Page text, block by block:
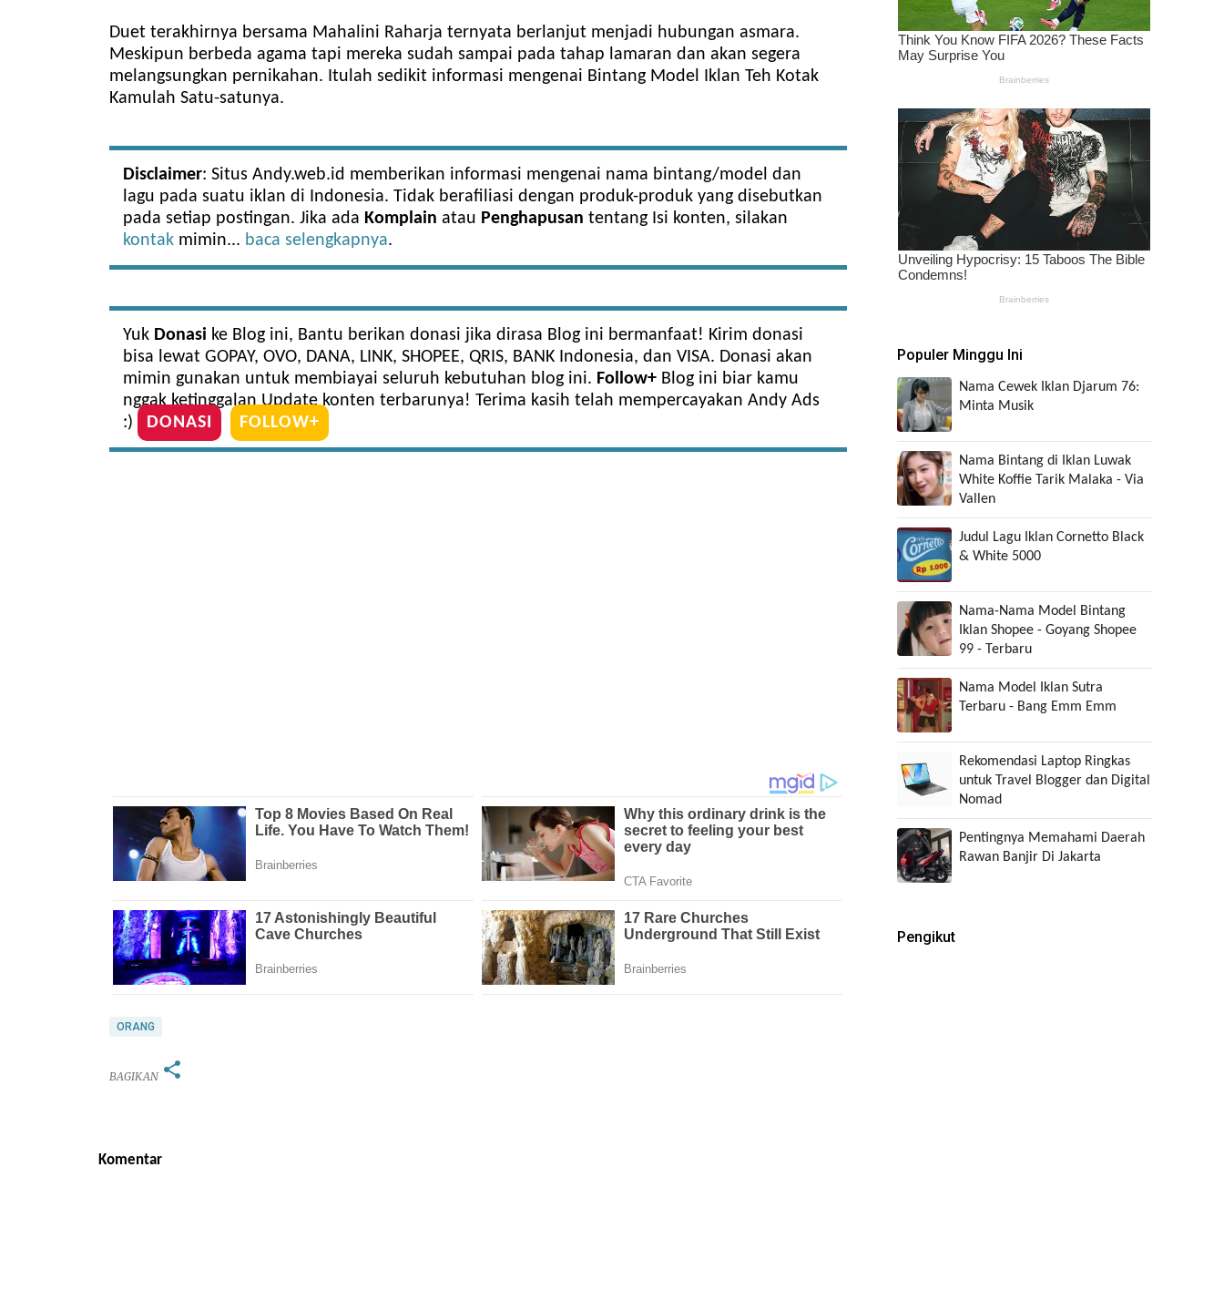
Duet terakhirnya bersama Mahalini Raharja ternyata berlanjut menjadi hubungan asmara.
Meskipun berbeda agama tapi mereka sudah sampai pada tahap lamaran dan akan segera
melangsungkan pernikahan. Itulah sedikit informasi mengenai Bintang Model Iklan Teh Kotak
Kamulah Satu-satunya.
Disclaimer: Situs Andy.web.id memberikan informasi mengenai nama bintang/model dan
lagu pada suatu iklan di Indonesia. Tidak berafiliasi dengan produk-produk yang disebutkan
pada setiap postingan. Jika ada Komplain atau Penghapusan tentang Isi konten, silakan
kontakmimin... baca selengkapnya.
Yuk Donasi ke Blog ini, Bantu berikan donasi jika dirasa Blog ini bermanfaat! Kirim donasi
bisa lewat GOPAY, OVO, DANA, LINK, SHOPEE, QRIS, BANK Indonesia, dan VISA. Donasi akan
mimin gunakan untuk membiayai seluruh kebutuhan blog ini. Follow+Blog ini biar kamu
nggak ketinggalan Update konten terbarunya! Terima kasih telah mempercayakan Andy Ads
:)
DONASI FOLLOW+
ORANG
BAGIKAN
Komentar
Populer Minggu Ini
Nama Cewek Iklan Djarum 76:
Minta Musik
Nama Bintang di Iklan Luwak
White Koffie Tarik Malaka - Via
Vallen
Judul Lagu Iklan Cornetto Black
& White 5000
Nama-Nama Model Bintang
Iklan Shopee - Goyang Shopee
99 - Terbaru
Nama Model Iklan Sutra
Terbaru - Bang Emm Emm
Rekomendasi Laptop Ringkas
untuk Travel Blogger dan Digital
Nomad
Pentingnya Memahami Daerah
Rawan Banjir Di Jakarta
Pengikut